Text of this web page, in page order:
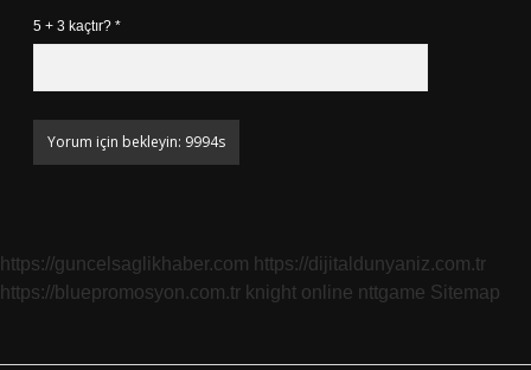
5 + 3 kaçtır? *
https://guncelsaglikhaber.com https://dijitaldunyaniz.com.tr
https://bluepromosyon.com.tr knight online nttgame Sitemap